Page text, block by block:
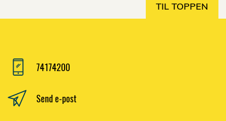
TIL TOPPEN
74174200
Send e-post